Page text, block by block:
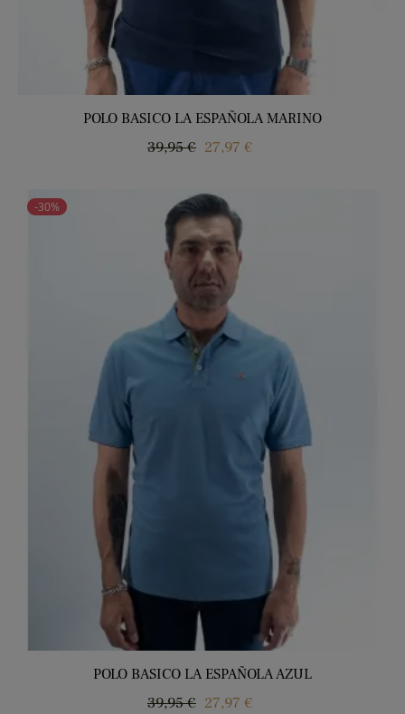
POLO BASICO LA ESPAÑOLA MARINO
Precio
39,95 € Precio
27,97 €
-30%
POLO BASICO LA ESPAÑOLA AZUL
Precio
39,95 € Precio
27,97 €